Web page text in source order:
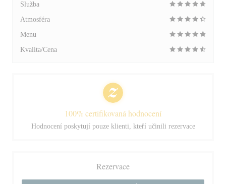
Služba
Atmosféra
Menu
Kvalita/Cena
100% certifikovaná hodnocení
Hodnocení poskytují pouze klienti, kteří učinili rezervace
Rezervace